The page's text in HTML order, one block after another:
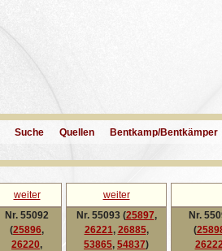
Suche Quellen Bentkamp/Bentkämper
weiter weiter
Nr. 55092
(25896,
26220,
Nr. 55093 (25897,
26221, 26885,
53865, 54837)
Nr.
(